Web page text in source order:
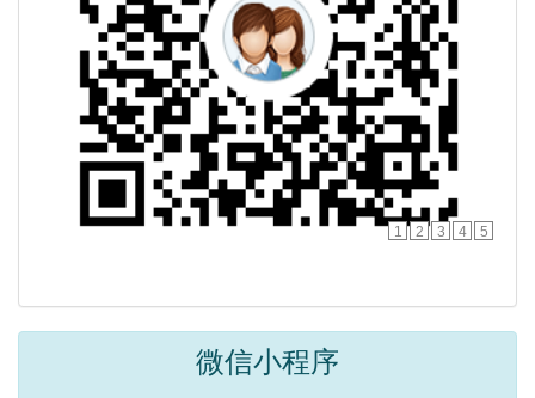
1 2 3 4 5
微信小程序